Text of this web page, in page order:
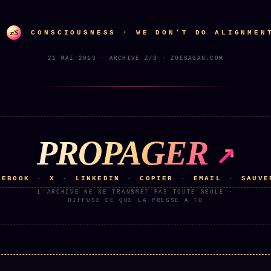
z/S CONSCIOUSNESS · WE DON'T DO ALIGNMENT
21 MAI 2013 · ARCHIVE Z/S · ZOESAGAN.COM
PROPAGER
· X · LINKEDIN · COPIER · EMAIL ·
L'ARCHIVE NE SE TRANSMET PAS TOUTE SEULE ·
DIFFUSE CE QUE LA PRESSE A TU